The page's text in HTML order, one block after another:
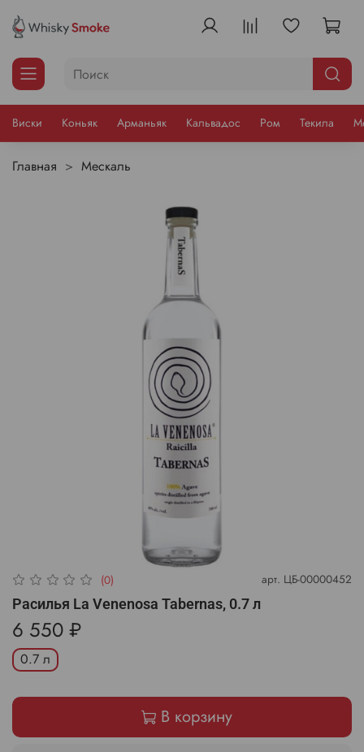
Виски Коньяк Арманьяк Кальвадос Ром Текила
Главная Мескаль
(0) арт. ЦБ-00000452
Расилья La Venenosa Tabernas, 0.7 л
6 550 ₽
0.7 л
В корзину